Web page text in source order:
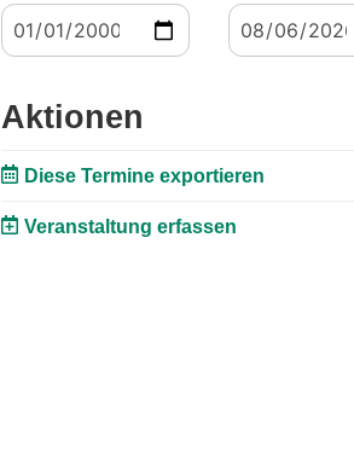
Aktionen
Diese Termine exportieren
Veranstaltung erfassen